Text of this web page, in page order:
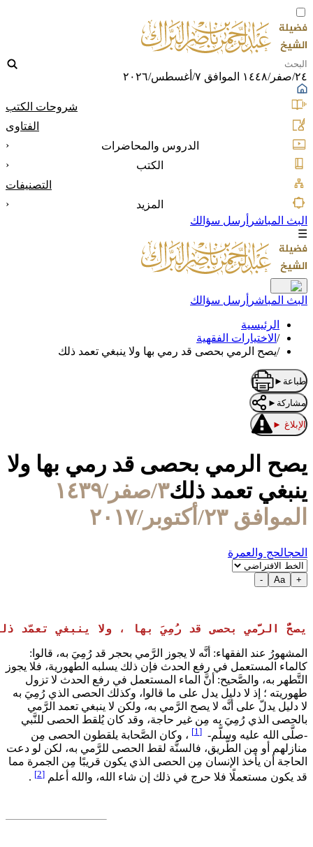
الموافق ٧/أغسطس/٢٠٢٦
شروحات الكتب
الفتاوى
الدروس والمحاضرات
الكتب
التصنيفات
المزيد
المباشرأرسل سؤالك
المباشرأرسل سؤالك
الرئيسية
الاختيارات الفقهية
يصح الرمي بحصى قد رمي بها ولا ينبغي تعمد ذلك
طباعة►
مشاركة►
الإبلاغ►
الرمي بحصى قد رمي بها ولا
تعمد ذلك
٣/صفر/١٤٣٩
٢٣/أكتوبر/٢٠١٧
الحج والعمرة
Aa
الرَّمي بحصى قد رُمِيَ بها ، ولا ينبغي تعمّد ذلك
عند الفقهاء: أنَّه لا يجوز الرَّمي بحجر قد رُمِيَ به، قالوا:
المستعمل في رفع الحدث فإن ذلك يسلبه الطهورية، فلا يجوز
به، والصَّحيح: أنَّ الماء المستعمل في رفع الحدث لا تزول
؛ إذ لا دليل يدل على ما قالوا، وكذلك الحصى الذي رُمِيَ به
دليل يدلّ على أنَّه لا يصح الرَّمي به، ولكن لا ينبغي تعمد الرَّمي
الذي رُمِيَ به مِن غير حاجة، وقد كان يُلقط الحصى للنَّبي
صلَّى الله عليه وسلَّم-
، وكان الصَّحابة يلقطون الحصى مِن
أو مِن الطَّريق، فالسنَّة لقط الحصى للرَّمي به، لكن لو دعت
أن يأخذ الإنسان مِن الحصى الذي يكون قريبًا مِن الجمرة مما
يكون مستعملًا فلا حرج في ذلك إن شاء الله، والله أعلم
.